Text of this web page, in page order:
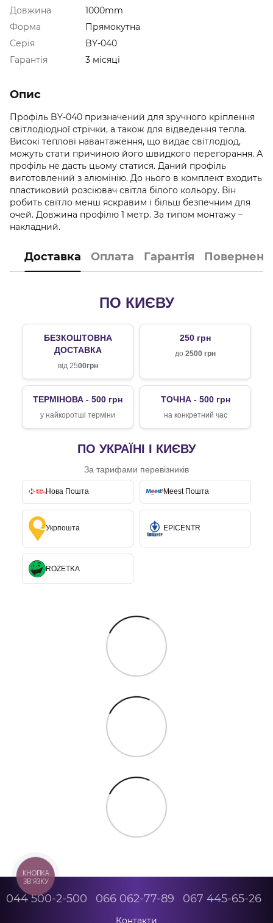
Довжина
1000mm
Форма
Прямокутна
Серія
BY-040
Гарантія
3 місяці
Опис
Профіль BY-040 призначений для зручного кріплення
світлодіодної стрічки, а також для відведення тепла.
Високі теплові навантаження, що видає світлодіод,
можуть стати причиною його швидкого перегорання. А
профіль не дасть цьому статися. Даний профіль
виготовлений з алюмінію. До нього в комплект входить
пластиковий розсіювач світла білого кольору. Він
робить світло менш яскравим і більш безпечним для
очей. Довжина профілю 1 метр. За типом монтажу –
накладний.
Доставка Оплата Гарантія
ПО КИЄВУ
БЕЗКОШТОВНА
ДОСТАВКА
від 2500грн
250 грн
до 2500 грн
ТЕРМІНОВА - 500 грн
у найкоротші терміни
ТОЧНА - 500 грн
на конкретний час
ПО УКРАЇНІ І КИЄВУ
За тарифами перевізників
Нова Пошта Meest Пошта
Укрпошта EPICENTR
ROZETKA
044 500-2-500 066 062-77-89 067 445-65-26
Контакти
КНОПКА
ЗВ'ЯЗКУ